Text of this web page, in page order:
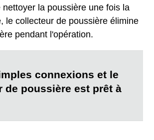
nettoyer la poussière une fois la
le collecteur de poussière élimine
pendant l'opération.
connexions et le
de poussière est prêt à